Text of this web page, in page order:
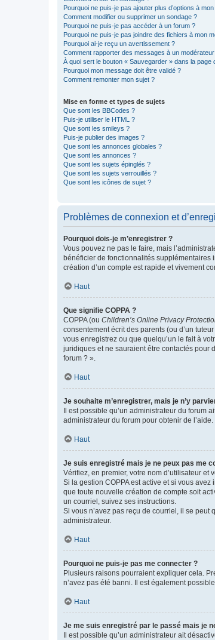
Pourquoi ne puis-je pas ajouter plus d’options à
Comment modifier ou supprimer un sondage ?
Pourquoi ne puis-je pas accéder à un forum ?
Pourquoi ne puis-je pas joindre des fichiers à mon
Pourquoi ai-je reçu un avertissement ?
Comment rapporter des messages à un
À quoi sert le bouton « Sauvegarder » dans la page
Pourquoi mon message doit être validé ?
Comment remonter mon sujet ?
Mise en forme et types de sujets
Que sont les BBCodes ?
Puis-je utiliser le HTML ?
Que sont les smileys ?
Puis-je publier des images ?
Que sont les annonces globales ?
Que sont les annonces ?
Que sont les sujets épinglés ?
Que sont les sujets verrouillés ?
Que sont les icônes de sujet ?
Problèmes de connexion et
Pourquoi dois-je m’enregistrer ?
Vous pouvez ne pas le faire, mais
bénéficier de fonctionnalités supplémentaires
création d’un compte est rapide et vivement
Haut
Que signifie COPPA ?
COPPA (ou Children’s Online Privacy
consentement écrit des parents (ou d’un
vous enregistrez ou que quelqu’un le fait à
juridiques et ne sauraient être contactés pour
forum ? ».
Haut
Je souhaite m’enregistrer, mais je n’y
Il est possible qu’un administrateur du
administrateur du forum pour obtenir de l’aide.
Haut
Je suis enregistré mais je ne peux pas me
Vérifiez, en premier, votre nom d’utilisateur et
Si la gestion COPPA est active et si vous
que toute nouvelle création de compte soit
un courriel, suivez ses instructions.
Si vous n’avez pas reçu de courriel, il se
administrateur.
Haut
Pourquoi ne puis-je pas me connecter ?
Plusieurs raisons pourraient expliquer cela.
n’avez pas été banni. Il est également
Haut
Je me suis enregistré par le passé mais je
Il est possible qu’un administrateur ait